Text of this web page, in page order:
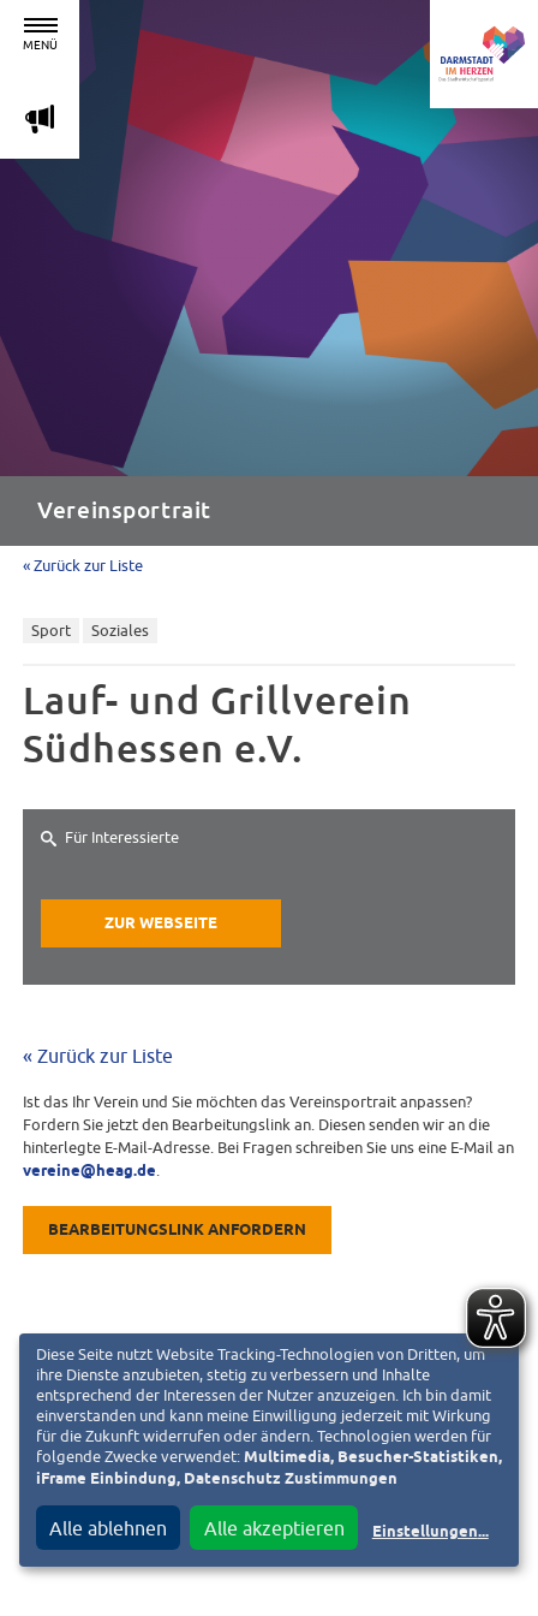
MENÜ
m
Vereinsportrait
« Zurück zur Liste
Sport Soziales
Lauf- und Grillverein
Südhessen e.V.
Für Interessierte
ZUR WEBSEITE
« Zurück zur Liste
Ist das Ihr Verein und Sie möchten das Vereinsportrait anpassen?
Fordern Sie jetzt den Bearbeitungslink an. Diesen senden wir an die
hinterlegte E-Mail-Adresse. Bei Fragen schreiben Sie uns eine E-Mail an
vereine@heag.de.
BEARBEITUNGSLINK ANFORDERN
Diese Seite nutzt Website Tracking-Technologien von Dritten, um
ihre Dienste anzubieten, stetig zu verbessern und Inhalte
entsprechend der Interessen der Nutzer anzuzeigen. Ich bin damit
einverstanden und kann meine Einwilligung jederzeit mit Wirkung
für die Zukunft widerrufen oder ändern. Technologien werden für
folgende Zwecke verwendet: Multimedia, Besucher-Statistiken,
iFrame Einbindung, Datenschutz Zustimmungen
Alle ablehnen Alle akzeptieren Einstellungen...